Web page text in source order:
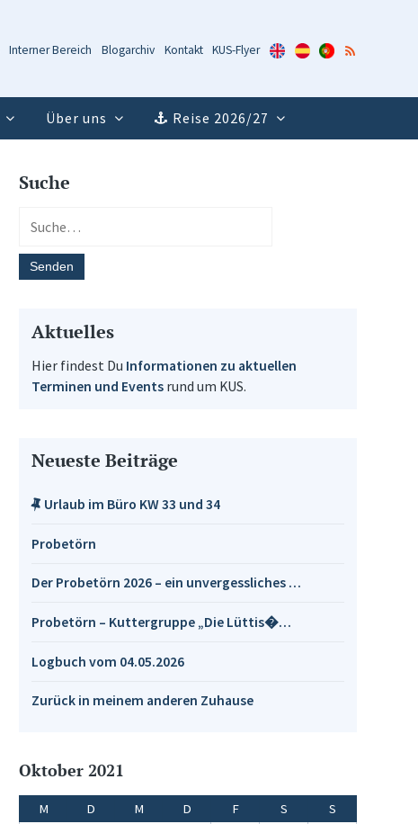
Interner Bereich Blogarchiv Kontakt KUS-Flyer
KUS-
Flyer
KUS-
Flyer
KUS-
Flyer
RSS-
Über uns Reise 2026/27
Suche
Aktuelles
Hier findest Du Informationen zu aktuellen
Terminen und Eventsrund um KUS.
Neueste Beiträge
Urlaub im Büro KW 33 und 34
Probetörn
Der Probetörn 2026 – ein unvergessliches …
Probetörn – Kuttergruppe „Die Lüttis�…
Logbuch vom 04.05.2026
Zurück in meinem anderen Zuhause
Oktober 2021
M D M D F S
S